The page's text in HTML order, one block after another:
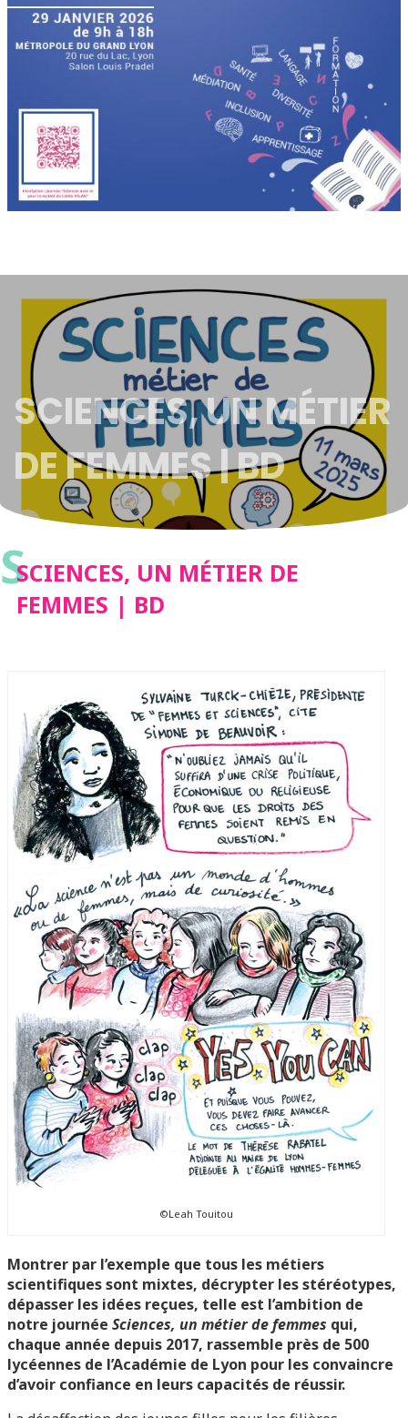
SCIENCES, UN MÉTIER
DE FEMMES | BD
SSCIENCES, UN MÉTIER DE
FEMMES | BD
©Leah Touitou
Montrer par l’exemple que tous les métiers
scientifiques sont mixtes, décrypter les stéréotypes,
dépasser les idées reçues, telle est l’ambition de
notre journée Sciences, un métier de femmes qui,
chaque année depuis 2017, rassemble près de 500
lycéennes de l’Académie de Lyon pour les convaincre
d’avoir confiance en leurs capacités de réussir.